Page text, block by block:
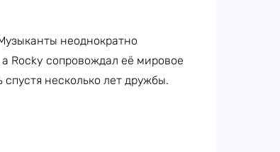
неоднократно
Rocky сопровождал её мировое
несколько лет дружбы.